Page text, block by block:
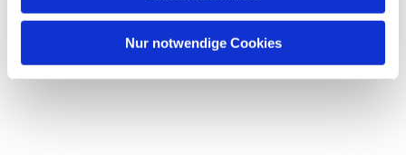
Nur notwendige Cookies